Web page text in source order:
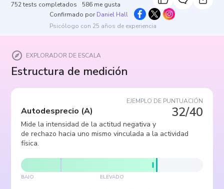
752 tests completados 586 me gusta
Confirmado por Daniel Hall
Psicólogo con 25 años de experiencia
EXPLORADOR DE ESCALA
Estructura de medición
EJEMPLO DE PUNTUACIÓN
32/40
Autodesprecio (A)
Mide la intensidad de la actitud negativa y
de rechazo hacia uno mismo vinculada a la actividad
física.
BAJO ELEVADO